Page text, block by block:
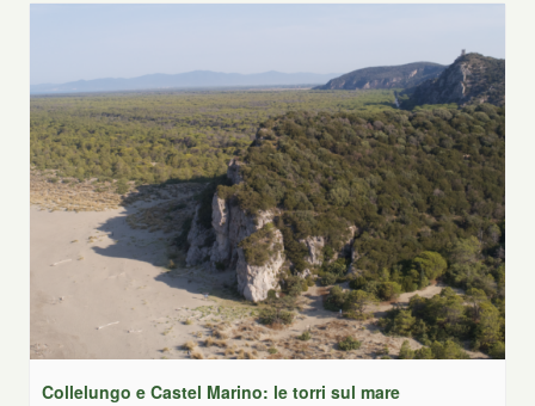
Collelungo e Castel Marino: le torri sul mare